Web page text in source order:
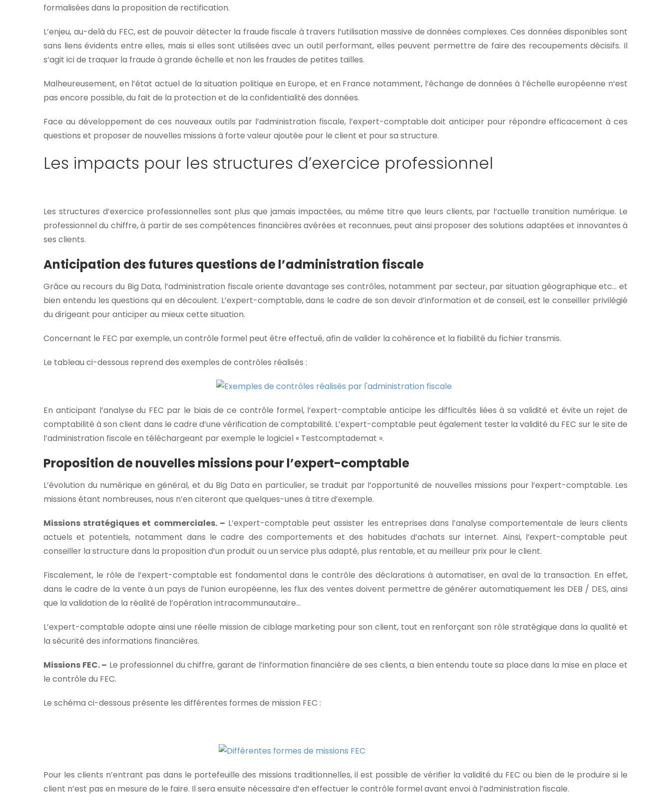
formalisées dans la proposition de rectification.
L’enjeu, au-delà du FEC, est de pouvoir détecter la fraude fiscale à travers l’utilisation massive de données complexes. Ces données disponibles sont
sans liens évidents entre elles, mais si elles sont utilisées avec un outil performant, elles peuvent permettre de faire des recoupements décisifs. Il
s’agit ici de traquer la fraude à grande échelle et non les fraudes de petites tailles.
Malheureusement, en l’état actuel de la situation politique en Europe, et en France notamment, l’échange de données à l’échelle européenne n’est
pas encore possible, du fait de la protection et de la confidentialité des données.
Face au développement de ces nouveaux outils par l’administration fiscale, l’expert-comptable doit anticiper pour répondre efficacement à ces
questions et proposer de nouvelles missions à forte valeur ajoutée pour le client et pour sa structure.
Les impacts pour les structures d’exercice professionnel
Les structures d’exercice professionnelles sont plus que jamais impactées, au même titre que leurs clients, par l’actuelle transition numérique. Le
professionnel du chiffre, à partir de ses compétences financières avérées et reconnues, peut ainsi proposer des solutions adaptées et innovantes à
ses clients.
Anticipation des futures questions de l’administration fiscale
Grâce au recours du Big Data, l’administration fiscale oriente davantage ses contrôles, notamment par secteur, par situation géographique etc… et
bien entendu les questions qui en découlent. L’expert-comptable, dans le cadre de son devoir d’information et de conseil, est le conseiller privilégié
du dirigeant pour anticiper au mieux cette situation.
Concernant le FEC par exemple, un contrôle formel peut être effectué, afin de valider la cohérence et la fiabilité du fichier transmis.
Le tableau ci-dessous reprend des exemples de contrôles réalisés :
En anticipant l’analyse du FEC par le biais de ce contrôle formel, l’expert-comptable anticipe les difficultés liées à sa validité et évite un rejet de
comptabilité à son client dans le cadre d’une vérification de comptabilité. L’expert-comptable peut également tester la validité du FEC sur le site de
l’administration fiscale en téléchargeant par exemple le logiciel « Testcomptademat ».
Proposition de nouvelles missions pour l’expert-comptable
L’évolution du numérique en général, et du Big Data en particulier, se traduit par l’opportunité de nouvelles missions pour l’expert-comptable. Les
missions étant nombreuses, nous n’en citeront que quelques-unes à titre d’exemple.
Missions stratégiques et commerciales. – L’expert-comptable peut assister les entreprises dans l’analyse comportementale de leurs clients
actuels et potentiels, notamment dans le cadre des comportements et des habitudes d’achats sur internet. Ainsi, l’expert-comptable peut
conseiller la structure dans la proposition d’un produit ou un service plus adapté, plus rentable, et au meilleur prix pour le client.
Fiscalement, le rôle de l’expert-comptable est fondamental dans le contrôle des déclarations à automatiser, en aval de la transaction. En effet,
dans le cadre de la vente à un pays de l’union européenne, les flux des ventes doivent permettre de générer automatiquement les DEB / DES, ainsi
que la validation de la réalité de l’opération intracommunautaire…
L’expert-comptable adopte ainsi une réelle mission de ciblage marketing pour son client, tout en renforçant son rôle stratégique dans la qualité et
la sécurité des informations financières.
Missions FEC. – Le professionnel du chiffre, garant de l’information financière de ses clients, a bien entendu toute sa place dans la mise en place et
le contrôle du FEC.
Le schéma ci-dessous présente les différentes formes de mission FEC :
Pour les clients n’entrant pas dans le portefeuille des missions traditionnelles, il est possible de vérifier la validité du FEC ou bien de le produire si le
client n’est pas en mesure de le faire. Il sera ensuite nécessaire d’en effectuer le contrôle formel avant envoi à l’administration fiscale.